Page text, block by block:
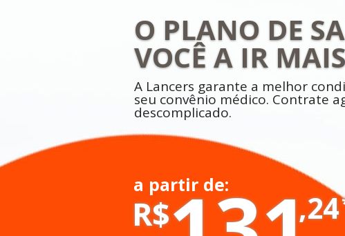
O PLANO DE
VOCÊ A IR
A Lancers garante a melhor
seu convênio médico. Contrate
descomplicado.
a partir de:
,24
R$